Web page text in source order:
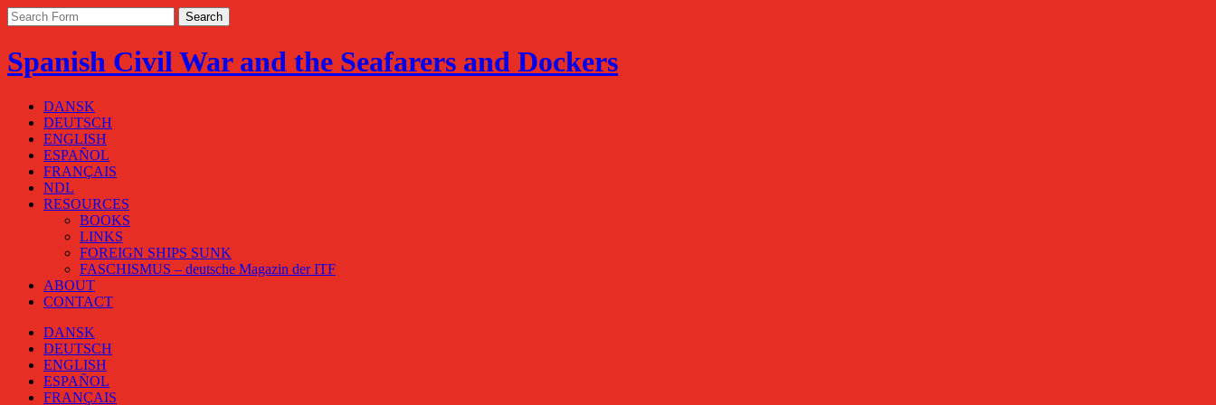
Spanish Civil War and the Seafarers and Dockers
DANSK
DEUTSCH
ENGLISH
ESPAÑOL
FRANÇAIS
NDL
RESOURCES
BOOKS
LINKS
FOREIGN SHIPS SUNK
FASCHISMUS – deutsche Magazin der ITF
ABOUT
CONTACT
DANSK
DEUTSCH
ENGLISH
ESPAÑOL
FRANÇAIS